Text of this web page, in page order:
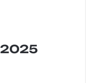
2025